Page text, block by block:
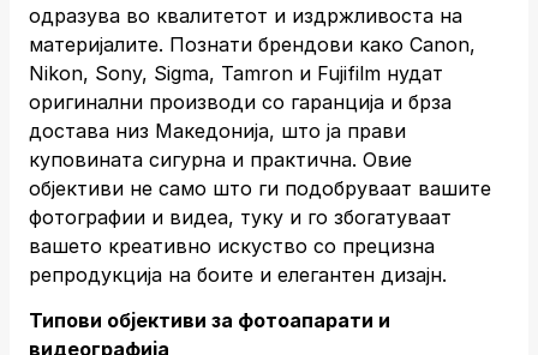
одразува во квалитетот и издржливоста на
материјалите. Познати брендови како Canon,
Nikon, Sony, Sigma, Tamron и Fujifilm нудат
оригинални производи со гаранција и брза
достава низ Македонија, што ја прави
куповината сигурна и практична. Овие
објективи не само што ги подобруваат вашите
фотографии и видеа, туку и го збогатуваат
вашето креативно искуство со прецизна
репродукција на боите и елегантен дизајн.
Типови објективи за фотоапарати и
видеографија